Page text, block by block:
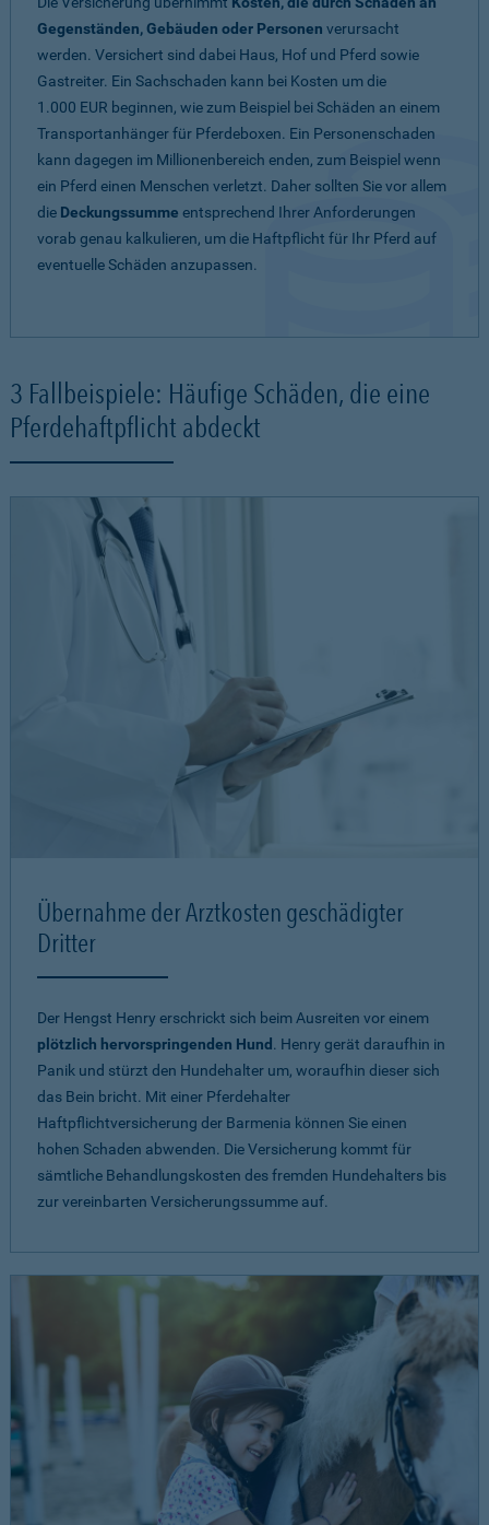
Gegenständen, Gebäuden oder Personen verursacht
werden. Versichert sind dabei Haus, Hof und Pferd sowie
Gastreiter. Ein Sachschaden kann bei Kosten um die
1.000 EUR beginnen, wie zum Beispiel bei Schäden an einem
Transportanhänger für Pferdeboxen. Ein Personenschaden
kann dagegen im Millionenbereich enden, zum Beispiel wenn
ein Pferd einen Menschen verletzt. Daher sollten Sie vor allem
die Deckungssumme entsprechend Ihrer Anforderungen
vorab genau kalkulieren, um die Haftpflicht für Ihr Pferd auf
eventuelle Schäden anzupassen.
3 Fallbeispiele: Häufige Schäden, die eine
Pferdehaftpflicht abdeckt
Übernahme der Arztkosten geschädigter
Dritter
Der Hengst Henry erschrickt sich beim Ausreiten vor einem
plötzlich hervorspringenden Hund . Henry gerät daraufhin in
Panik und stürzt den Hundehalter um, woraufhin dieser sich
das Bein bricht. Mit einer Pferdehalter
Haftpflichtversicherung der Barmenia können Sie einen
hohen Schaden abwenden. Die Versicherung kommt für
sämtliche Behandlungskosten des fremden Hundehalters bis
zur vereinbarten Versicherungssumme auf.